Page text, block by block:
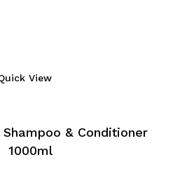
View
& Conditioner
1000ml